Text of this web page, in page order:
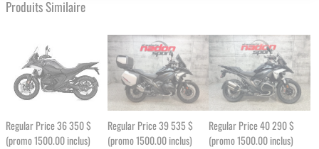
Produits Similaire
Regular Price36 350 $
(promo 1500.00 inclus)
Regular Price39 535 $
(promo 1500.00 inclus)
Regular Price40 290 $
(promo 1500.00 inclus)